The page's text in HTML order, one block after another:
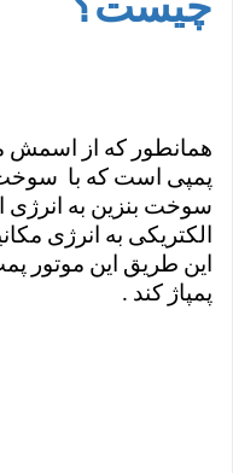
چیست؟
همانطور که از
پمپی است که با سوخت
سوخت بنزین به انرژی
الکتریکی به انرژی
این طریق این موتور
پمپاژ کند .